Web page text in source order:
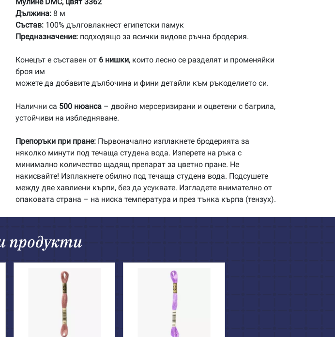
DMC
Дължина: 8 м
Състав: 100% дълговлакнест египетски памук
Предназначение: подходящо за всички видове ръчна бродерия.
Конецът е съставен от 6 нишки, които лесно се разделят и променяйки
броя им
можете да добавите дълбочина и фини детайли към ръкоделието си.
Налични са 500 нюанса – двойно мерсеризирани и оцветени с багрила,
устойчиви на избледняване.
Препоръки при пране: Първоначално изплакнете бродерията за
няколко минути под течаща студена вода. Изперете на ръка с
минимално количество щадящ препарат за цветно пране. Не
накисвайте! Изплакнете обилно под течаща студена вода. Подсушете
между две хавлиени кърпи, без да усуквате. Изгладете внимателно от
опаковата страна – на ниска температура и през тънка кърпа (тензух).
продукти